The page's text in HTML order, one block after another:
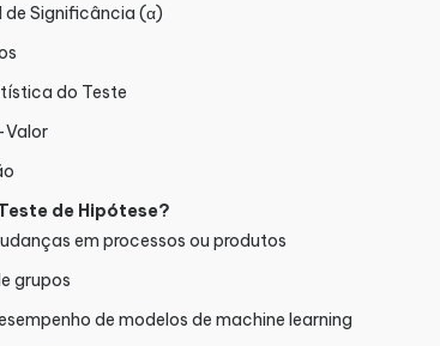
de Significância (α)
do Teste
Valor
de Hipótese?
em processos ou produtos
grupos
de modelos de machine learning